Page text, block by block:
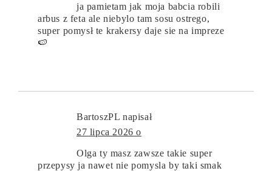
ja pamietam jak moja babcia robili
arbus z feta ale niebylo tam sosu ostrego,
super pomysł te krakersy daje sie na impreze
🍉
BartoszPL napisał
27 lipca 2026 o
Olga ty masz zawsze takie super
przepysy ja nawet nie pomysla by taki smak